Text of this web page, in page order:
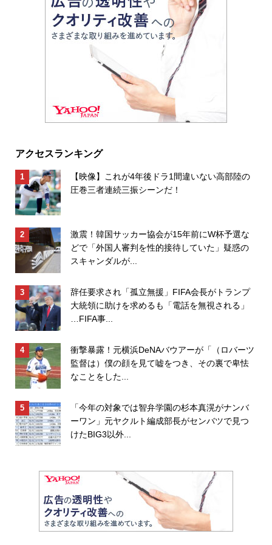
アクセスランキング
【映像】これが4年後ドラ1間違いない高部陸の
圧巻三者連続三振シーンだ！
激震！韓国サッカー協会が15年前にW杯予選な
どで「外国人審判を性的接待していた」疑惑の
スキャンダルが...
辞任要求され「孤立無援」FIFA会長がトランプ
大統領に助けを求めるも「電話を無視される」
…FIFA事...
衝撃暴露！元横浜DeNAバウアーが「（ロバーツ
監督は）僕の顔を見て嘘をつき、その裏で卑怯
なことをした...
「今年の対象では智弁学園の杉本真滉がナンバ
ーワン」元ヤクルト編成部長がセンバツで見つ
けたBIG3以外...